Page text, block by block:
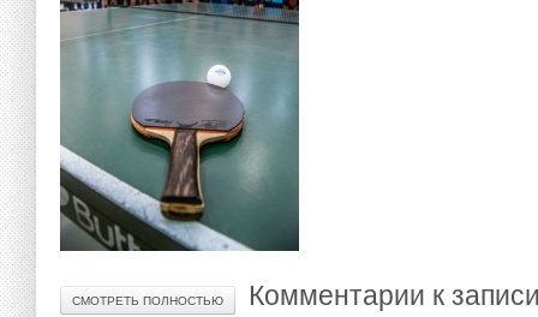
СМОТРЕТЬ ПОЛНОСТЬЮ Комментарии к